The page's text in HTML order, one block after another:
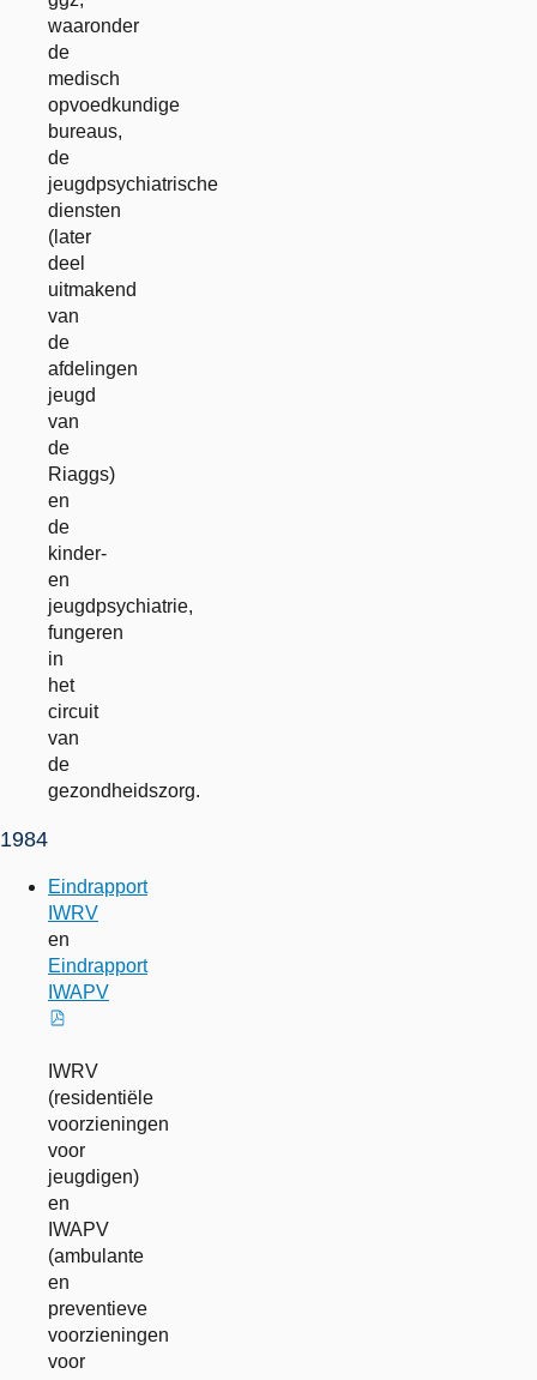
waaronder
de
medisch
opvoedkundige
bureaus,
de
jeugdpsychiatrische
diensten
(later
deel
uitmakend
van
de
afdelingen
jeugd
van
de
Riaggs)
en
de
kinder-
en
jeugdpsychiatrie,
fungeren
in
het
circuit
van
de
gezondheidszorg.
1984
Eindrapport
IWRV
en
Eindrapport
IWAPV
link
IWRV
(residentiële
voorzieningen
voor
jeugdigen)
en
IWAPV
(ambulante
en
preventieve
voorzieningen
voor